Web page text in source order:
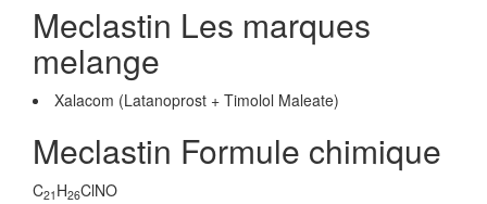
Meclastin Les marques
melange
Xalacom (Latanoprost + Timolol Maleate)
Meclastin Formule chimique
C21 H26ClNO